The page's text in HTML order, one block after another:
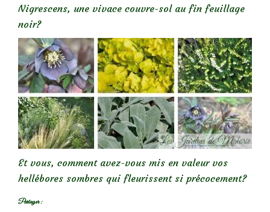
Nigrescens, une vivace couvre-sol au fin feuillage
noir?
Et vous, comment avez-vous mis en valeur vos
hellébores sombres qui fleurissent si précocement?
Partager :